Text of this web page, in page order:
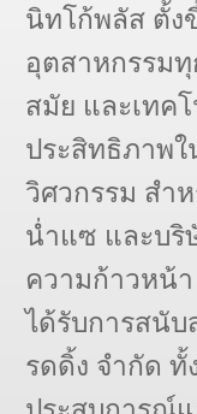
นิทโก้พลัส ตั้ง
อุตสาหกรรม
สมัย และเทค
ประสิทธิภาพ
วิศวกรรม สำ
น่ำแซ และบริ
ความก้าวหน้
ได้รับการสนั
รดดิ้ง จำกัด